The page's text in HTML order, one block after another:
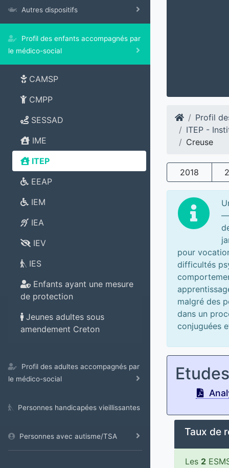
Autres dispositifs
Profil des enfants accompagnés par
le médico-social
CAMSP
CMPP
SESSAD
IME
ITEP
EEAP
IEM
IEA
IEV
IES
Enfants ayant une mesure
de protection
Jeunes adultes sous
amendement Creton
Profil des adultes accompagnés par
le médico-social
Personnes handicapées vieillissantes
Personnes avec autisme/TSA
Profil
ITEP -
Creuse
2018
—
pour
difficultés
malgré des
dans un
conjuguées
Etudes
Taux de
Les 2